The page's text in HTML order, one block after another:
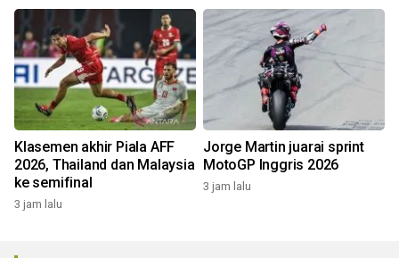
Klasemen akhir Piala AFF
2026, Thailand dan Malaysia
ke semifinal
3 jam lalu
Jorge Martin juarai sprint
MotoGP Inggris 2026
3 jam lalu